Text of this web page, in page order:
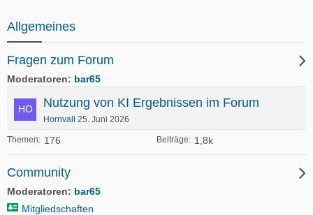
Allgemeines
Fragen zum Forum
Moderatoren bar65
Themen 176 Beiträge 1,8k
Nutzung von KI Ergebnissen im Forum
Hornvall 25. Juni 2026
Community
Moderatoren
bar65
Mitgliedschaften